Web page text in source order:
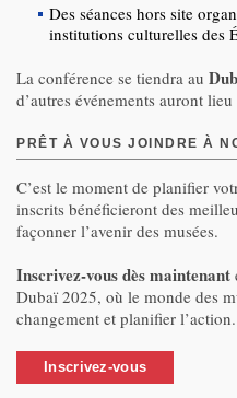
Des séances hors site
institutions culturelles des
La conférence se tiendra au
d’autres événements auront
PRÊT À VOUS JOINDRE À
C’est le moment de planifier
inscrits bénéficieront des
façonner l’avenir des musées.
Inscrivez-vous dès maintenant
Dubaï 2025, où le monde des
changement et planifier l’action.
Inscrivez-vous